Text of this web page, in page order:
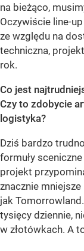
na bieżąco,
Oczywiście line-
ze względu na
techniczna,
rok.
Co jest
Czy to zdobycie
logistyka?
Dziś bardzo
formuły
projekt
znacznie
jak
tysięcy dziennie,
w złotówkach. A